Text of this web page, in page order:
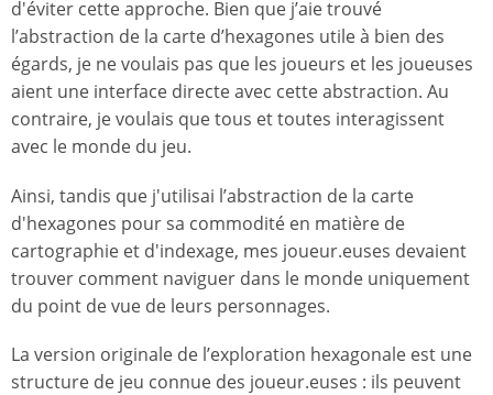
d'éviter cette approche. Bien que j’aie trouvé
l’abstraction de la carte d’hexagones utile à bien des
égards, je ne voulais pas que les joueurs et les joueuses
aient une interface directe avec cette abstraction. Au
contraire, je voulais que tous et toutes interagissent
avec le monde du jeu.
Ainsi, tandis que j'utilisai l’abstraction de la carte
d'hexagones pour sa commodité en matière de
cartographie et d'indexage, mes joueur.euses devaient
trouver comment naviguer dans le monde uniquement
du point de vue de leurs personnages.
La version originale de l’exploration hexagonale est une
structure de jeu connue des joueur.euses : ils peuvent